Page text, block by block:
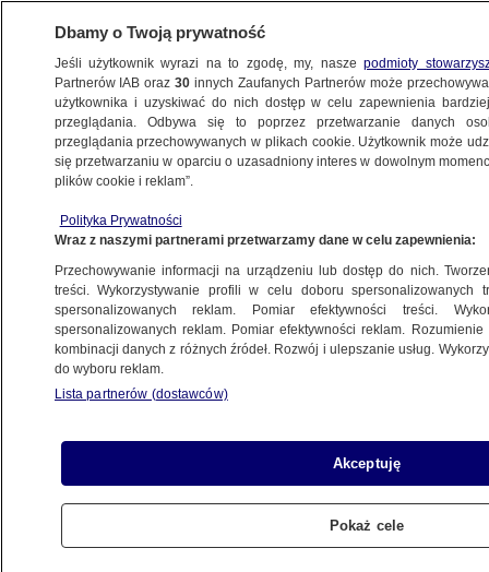
PROGRAMY
11.01.2023, 07:58
Udostępnij
Dbamy o Twoją prywatność
Jeśli użytkownik wyrazi na to zgodę, my, naszepodmioty
Partnerów IAB oraz30 innych Zaufanych Partnerów może
użytkownika i uzyskiwać do nich dostęp w celu zapewnienia
przeglądania. Odbywa się to poprzez przetwarzanie danych
przeglądania przechowywanych w plikach cookie. Użytkownik może
się przetwarzaniu w oparciu o uzasadniony interes w dowolnym
plików cookie i reklam”.
Polityka Prywatności
Wraz z naszymi partnerami przetwarzamy dane w celu zapewnienia:
Przechowywanie informacji na urządzeniu lub dostęp do nich.
treści. Wykorzystywanie profili w celu doboru spersonalizowanych
spersonalizowanych reklam. Pomiar efektywności treści.
spersonalizowanych reklam. Pomiar efektywności reklam.
kombinacji danych z różnych źródeł. Rozwój i ulepszanie usług.
do wyboru reklam.
Lista partnerów (dostawców)
Akceptuję
Pokaż cele